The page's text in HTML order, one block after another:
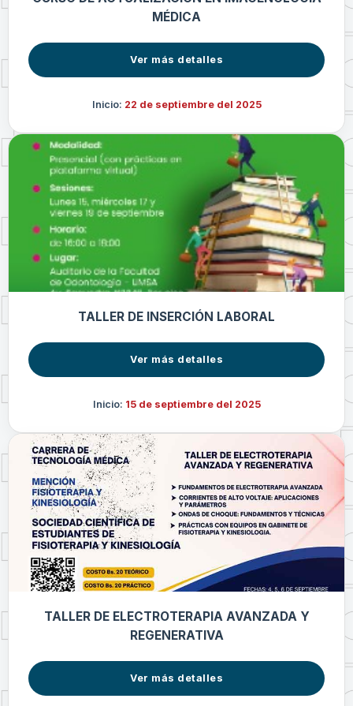
MÉDICA
Ver más detalles
Inicio: 22 de septiembre del 2025
TALLER DE INSERCIÓN LABORAL
Ver más detalles
Inicio: 15 de septiembre del 2025
TALLER DE ELECTROTERAPIA AVANZADA Y
REGENERATIVA
Ver más detalles